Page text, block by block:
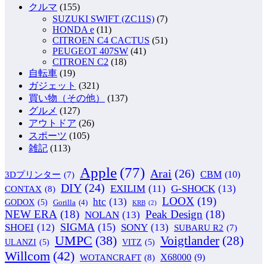
クルマ (155)
SUZUKI SWIFT (ZC11S) (7)
HONDA e (11)
CITROEN C4 CACTUS (51)
PEUGEOT 407SW (41)
CITROEN C2 (18)
自転車 (19)
ガジェット (321)
買い物（その他）
(137)
グルメ (127)
アウトドア (26)
スポーツ (105)
雑記 (113)
3Dプリンター (7) Apple (77) Arai (26) CBM (10)
CONTAX (8) DIY (24) EXILIM (11) G-SHOCK (13)
GODOX (5) Gorilla (4) htc (13) KRB (2) LOOX (19)
NEW ERA (18) NOLAN (13) Peak Design (18)
SHOEI (12) SIGMA (15) SONY (13) SUBARU R2 (7)
ULANZI (5) UMPC (38) VITZ (5) Voigtlander (28)
Willcom (42) WOTANCRAFT (8) X68000 (9)